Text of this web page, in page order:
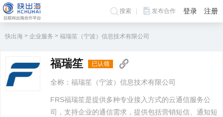
搜索 发布合作 登录 注册
快出海 > 企业服务 > 福瑞笙（宁波）信息技术有限公司
福瑞笙 已认领
全称：福瑞笙（宁波）信息技术有限公司
FRS福瑞笙是提供多种专业接入方式的云通信服务公
司，支持企业的通信需求，提供包括营销短信、通知短